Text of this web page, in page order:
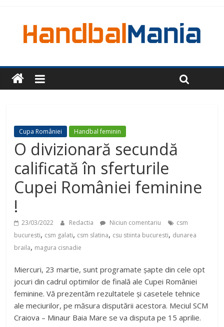
Cupa României Handbal feminin
O divizionară secundă
calificată în sferturile
Cupei României feminine
!
23/03/2022 Redactia Niciun comentariu
csm
bucuresti, csm galati, csm slatina, csu stiinta bucuresti, dunarea
braila, magura cisnadie
Miercuri, 23 martie, sunt programate șapte din cele opt
jocuri din cadrul optimilor de finală ale Cupei României
feminine. Vă prezentăm rezultatele și casetele tehnice
ale meciurilor, pe măsura disputării acestora. Meciul SCM
Craiova – Minaur Baia Mare se va disputa pe 15 aprilie.